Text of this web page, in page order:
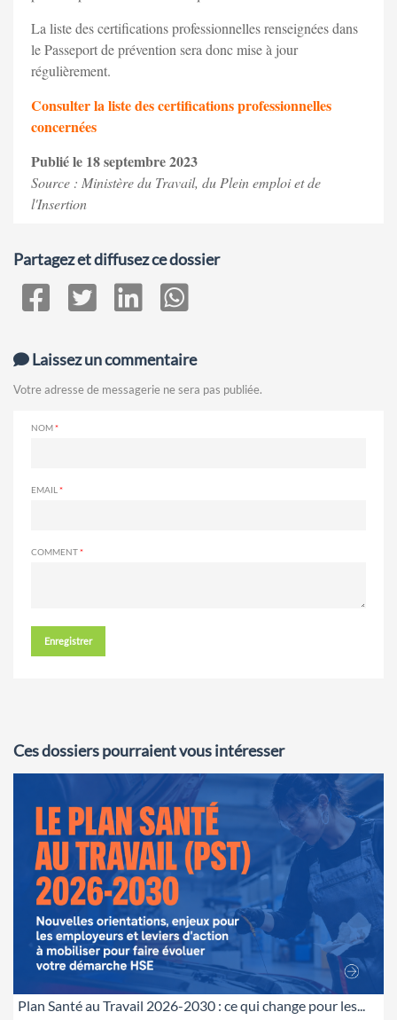
La liste des certifications professionnelles renseignées dans
le Passeport de prévention sera donc mise à jour
régulièrement.
Consulter la liste des certifications professionnelles
concernées
Publié le 18 septembre 2023
Source : Ministère du Travail, du Plein emploi et de
l'Insertion
Partagez et diffusez ce dossier
Laissez un commentaire
Votre adresse de messagerie ne sera pas publiée.
NOM
EMAIL
COMMENT
Enregistrer
Ces dossiers pourraient vous intéresser
Plan Santé au Travail 2026-2030 : ce qui change pour les...